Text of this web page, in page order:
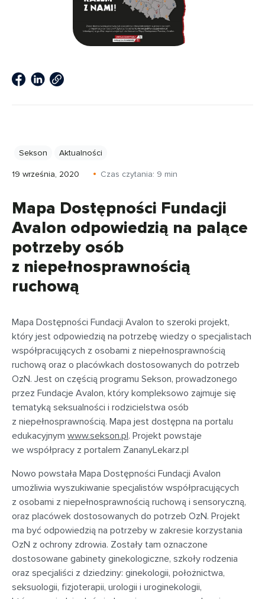
Sekson Aktualności
19 września, 2020 Czas czytania: 9 min
Mapa Dostępności Fundacji
Avalon odpowiedzią na palące
potrzeby osób
z niepełnosprawnością
ruchową
Mapa Dostępności Fundacji Avalon to szeroki projekt,
który jest odpowiedzią na potrzebę wiedzy o specjalistach
współpracujących z osobami z niepełnosprawnością
ruchową oraz o placówkach dostosowanych do potrzeb
OzN. Jest on częścią programu Sekson, prowadzonego
przez Fundacje Avalon, który kompleksowo zajmuje się
tematyką seksualności i rodzicielstwa osób
z niepełnosprawnością. Mapa jest dostępna na portalu
edukacyjnym www.sekson.pl. Projekt powstaje
we współpracy z portalem ZananyLekarz.pl
Nowo powstała Mapa Dostępności Fundacji Avalon
umożliwia wyszukiwanie specjalistów współpracujących
z osobami z niepełnosprawnością ruchową i sensoryczną,
oraz placówek dostosowanych do potrzeb OzN. Projekt
ma być odpowiedzią na potrzeby w zakresie korzystania
OzN z ochrony zdrowia. Zostały tam oznaczone
dostosowane gabinety ginekologiczne, szkoły rodzenia
oraz specjaliści z dziedziny: ginekologii, położnictwa,
seksuologii, fizjoterapii, urologii i uroginekologii,